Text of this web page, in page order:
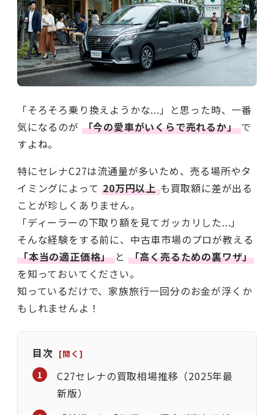
「そろそろ乗り換えようかな...」と思った時、一番
気になるのが 「今の愛車がいくらで売れるか」で
すよね。
特にセレナC27は流通量が多いため、売る場所やタ
イミングによって20万円以上も買取額に差が出る
ことが珍しくありません。
「ディーラーの下取り額を見てガッカリした...」
そんな経験をする前に、中古車市場のプロが教える
「本当の適正価格」 と 「高く売るための裏ワザ」
を知っておいてください。
知っているだけで、家族旅行一回分のお金が浮くか
もしれませんよ！
目次
C27セレナの買取相場推移（2025年最
新版）